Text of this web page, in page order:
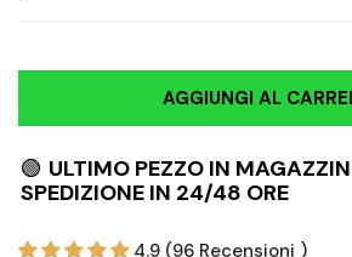
Vita
82 - 85
AGGIUNGI AL
🟢 ULTIMO PEZZO IN
​SPEDIZIONE IN 24/48 ORE
4.9 (96 Recensioni )